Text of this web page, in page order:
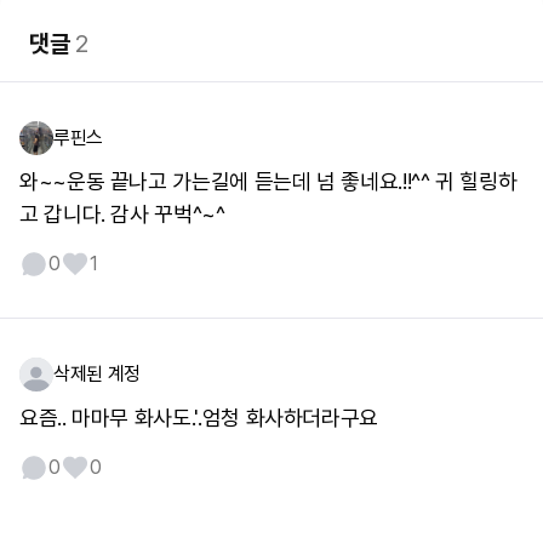
댓글2
루핀스
와~~운동 끝나고 가는길에 듣는데 넘 좋네요.!!^^ 귀 힐링하
고 갑니다. 감사 꾸벅^~^
0 1
삭제된 계정
요즘.. 마마무 화사도.'.엄청 화사하더라구요
0 0